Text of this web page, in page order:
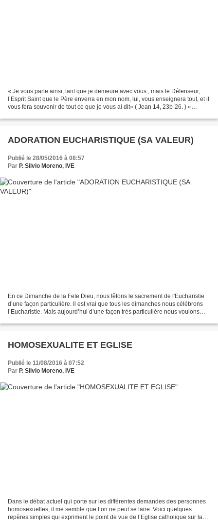
« Je vous parle ainsi, tant que je demeure avec vous ; mais le Défenseur,
l’Esprit Saint que le Père enverra en mon nom, lui, vous enseignera tout, et il
vous fera souvenir de tout ce que je vous ai dit» ( Jean 14, 23b-26. ) «
ADORATION EUCHARISTIQUE (SA VALEUR)
Publié le 28/05/2016 à 08:57
Par P. Silvio Moreno, IVE
En ce Dimanche de la Fete Dieu, nous fêtons le sacrement de l'Eucharistie
d’une façon particulière. Il est vrai que tous les dimanches nous célébrons
l’Eucharistie. Mais aujourd’hui d’une façon très particulière nous voulons
HOMOSEXUALITE ET EGLISE
Publié le 11/08/2016 à 07:52
Par P. Silvio Moreno, IVE
Dans le débat actuel qui porte sur les différentes demandes des personnes
homosexuelles, il me semble que l’on ne peut se taire. Voici quelques
repères simples qui expriment le point de vue de l’Eglise catholique sur la